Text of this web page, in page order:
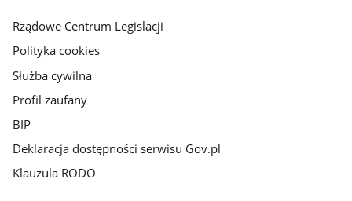
Rządowe Centrum Legislacji
Polityka cookies
Służba cywilna
Profil zaufany
BIP
Deklaracja dostępności serwisu Gov.pl
Klauzula RODO